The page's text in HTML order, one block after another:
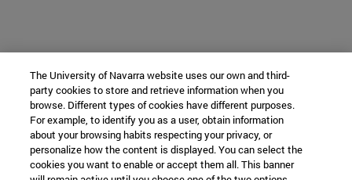
The University of Navarra website uses our own and third-
party cookies to store and retrieve information when you
browse. Different types of cookies have different purposes.
For example, to identify you as a user, obtain information
about your browsing habits respecting your privacy, or
personalize how the content is displayed. You can select the
cookies you want to enable or accept them all. This banner